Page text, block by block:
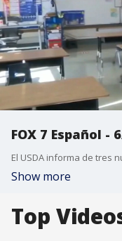
FOX 7 Español -
Show more
Top